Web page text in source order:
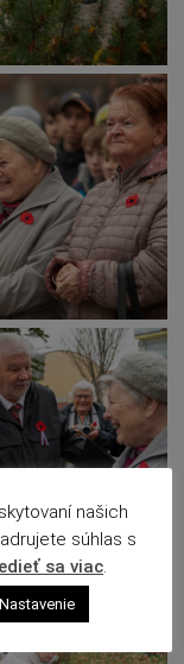
našich
súhlas s
sa viac.
Nastavenie